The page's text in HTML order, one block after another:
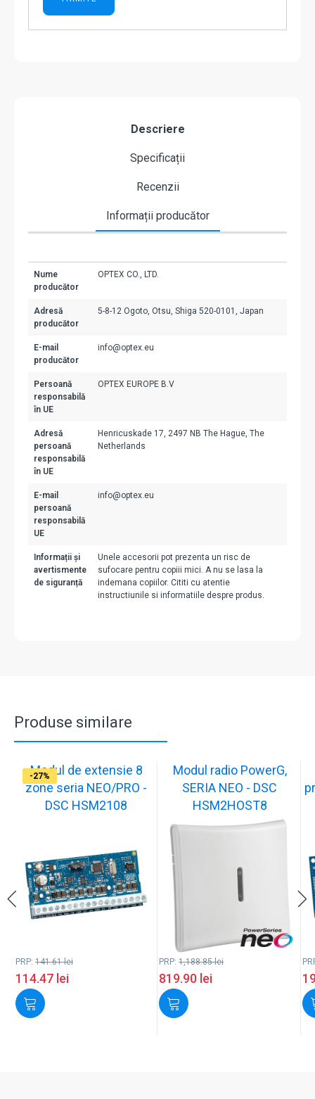
Descriere
Specificații
Recenzii
Informații producător
Nume
producător
OPTEX CO., LTD.
Adresă
producător
5-8-12 Ogoto, Otsu, Shiga 520-0101, Japan
E-mail
producător
info@optex.eu
Persoană
responsabilă
în UE
OPTEX EUROPE B.V
Adresă
persoană
responsabilă
în UE
Henricuskade 17, 2497 NB The Hague, The
Netherlands
E-mail
persoană
responsabilă
UE
info@optex.eu
Informații și
avertismente
de siguranță
Unele accesorii pot prezenta un risc de
sufocare pentru copiii mici. A nu se lasa la
indemana copiilor. Cititi cu atentie
instructiunile si informatiile despre produs.
Produse similare
-19%
Modul de extensie 8
zone seria NEO/PRO -
DSC HSM2108
PRP: 141.61lei
114.47 lei
-31%
Modul radio PowerG,
SERIA NEO - DSC
HSM2HOST8
PRP: 1,188.85lei
819.90 lei
-29%
-41%
-25%
-20%
-22%
-29%
-26%
-27%